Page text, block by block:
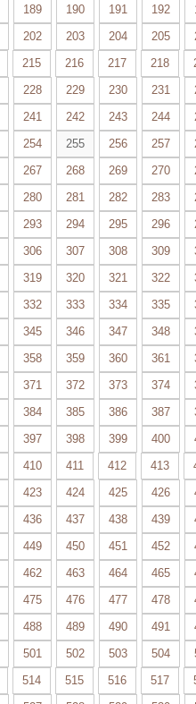
189 190 191 192
202 203 204 205
215 216 217 218
228 229 230 231
241 242 243 244
254 255 256 257
267 268 269 270
280 281 282 283
293 294 295 296
306 307 308 309
319 320 321 322
332 333 334 335
345 346 347 348
358 359 360 361
371 372 373 374
384 385 386 387
397 398 399 400
410 411 412 413
423 424 425 426
436 437 438 439
449 450 451 452
462 463 464 465
475 476 477 478
488 489 490 491
501 502 503 504
514 515 516 517